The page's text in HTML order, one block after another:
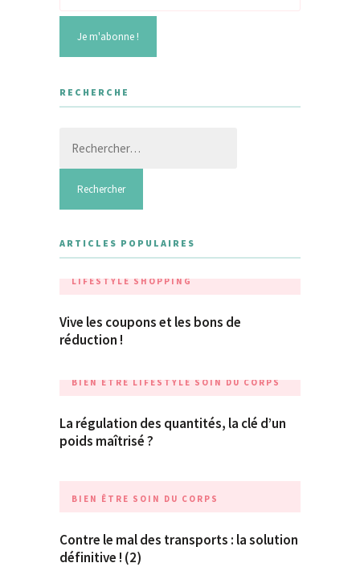
RECHERCHE
ARTICLES POPULAIRES
LIFESTYLE SHOPPING
Vive les coupons et les bons de
réduction !
BIEN ÊTRE LIFESTYLE SOIN DU CORPS
La régulation des quantités, la clé d’un
poids maîtrisé ?
BIEN ÊTRE SOIN DU CORPS
Contre le mal des transports : la solution
définitive ! (2)